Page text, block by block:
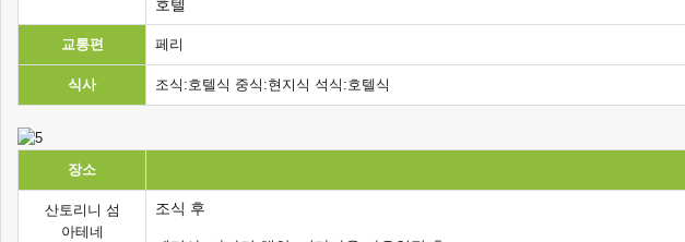
호텔
교통편 페리
식사 조식:호텔식 중식:현지식 석식:호텔식
장소
산토리니 섬
아테네
조식 후